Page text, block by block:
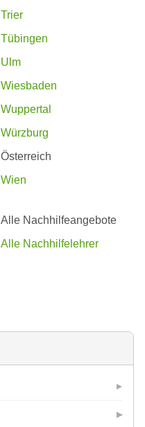
Trier
Tübingen
Ulm
Wiesbaden
Wuppertal
Würzburg
Österreich
Wien
Alle Nachhilfeangebote
Alle Nachhilfelehrer